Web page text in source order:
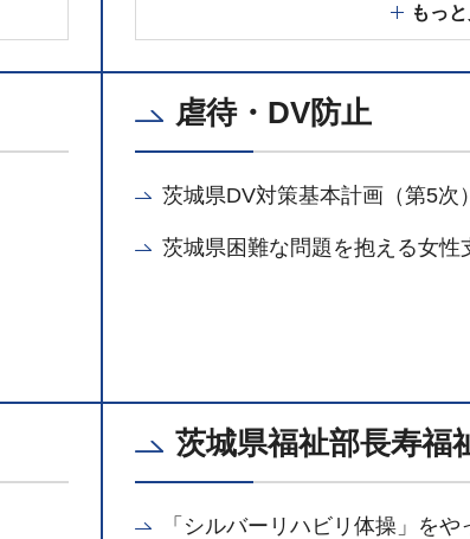
もっ
虐待・DV防止
茨城県DV対策基本計画（第5次
茨城県困難な問題を抱える女性
茨城県福祉部長寿福
「シルバーリハビリ体操」をや